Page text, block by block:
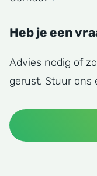
Heb je een
Advies nodig of
gerust. Stuur ons